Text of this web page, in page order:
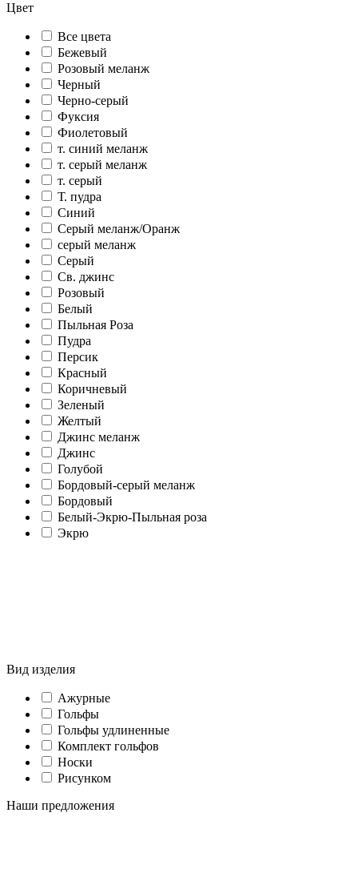
Цвет
Все цвета
Бежевый
Розовый меланж
Черный
Черно-серый
Фуксия
Фиолетовый
т. синий меланж
т. серый меланж
т. серый
Т. пудра
Синий
Серый меланж/Оранж
серый меланж
Серый
Св. джинс
Розовый
Белый
Пыльная Роза
Пудра
Персик
Красный
Коричневый
Зеленый
Желтый
Джинс меланж
Джинс
Голубой
Бордовый-серый меланж
Бордовый
Белый-Экрю-Пыльная роза
Экрю
Вид изделия
Ажурные
Гольфы
Гольфы удлиненные
Комплект гольфов
Носки
Рисунком
Наши предложения